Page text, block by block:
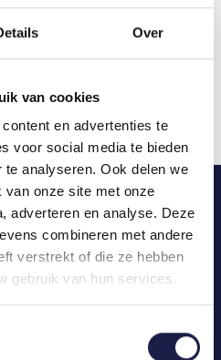
Over
van cookies
en advertenties te
voor social media te bieden
analyseren. Ook delen we
van onze site met onze
adverteren en analyse. Deze
combineren met andere
verstrekt of die ze hebben
gebruik van hun services.